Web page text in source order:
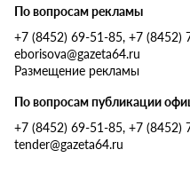
По вопросам рекламы
+7 (8452) 69-51-85, +7 (8452)
eborisova@gazeta64.ru
Размещение рекламы
По вопросам публикации
+7 (8452) 69-51-85, +7 (8452)
tender@gazeta64.ru